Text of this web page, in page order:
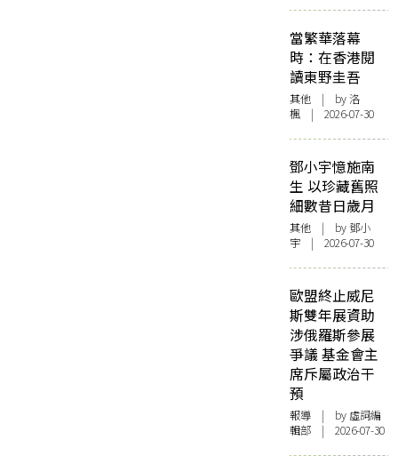
當繁華落幕
時：在香港閱
讀東野圭吾
其他 | by洛
楓 | 2026-07-30
鄧小宇憶施南
生 以珍藏舊照
細數昔日歲月
其他 | by 鄧小
宇 | 2026-07-30
歐盟終止威尼
斯雙年展資助
涉俄羅斯參展
爭議 基金會主
席斥屬政治干
預
報導 | by 虛詞編
輯部 | 2026-07-30